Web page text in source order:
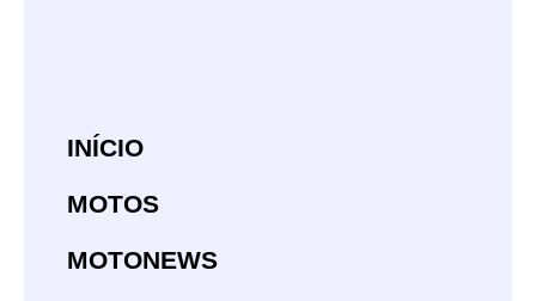
INÍCIO
MOTOS
MOTONEWS